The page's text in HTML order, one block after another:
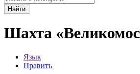
Найти
Шахта
Язык
Править